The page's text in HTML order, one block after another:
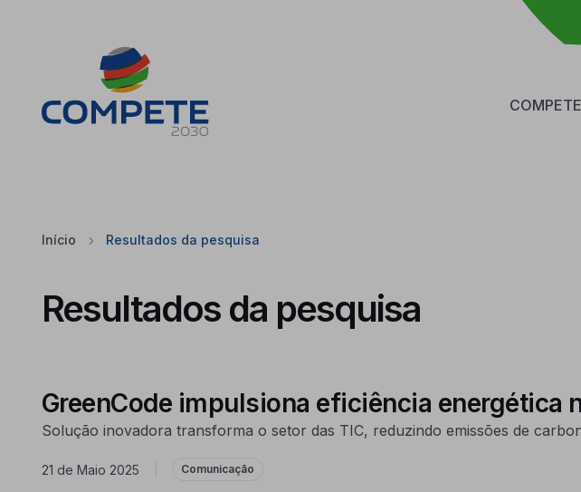
Início Resultados da pesquisa
Resultados da pesquisa
GreenCode impulsiona eficiência energética
Solução inovadora transforma o setor das TIC, reduzindo emissões de
21 de Maio 2025 Comunicação